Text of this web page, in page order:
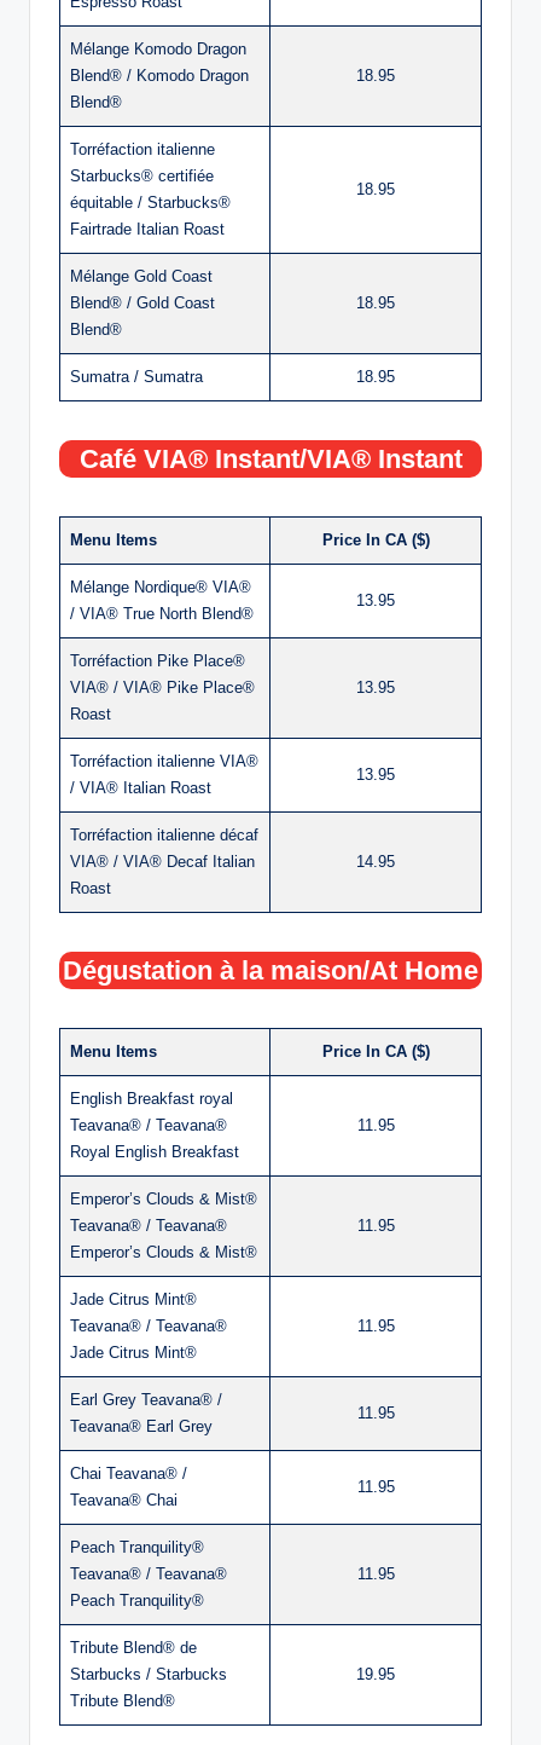
Mélange Komodo Dragon
Blend® / Komodo Dragon
Blend®
18.95
Torréfaction italienne
Starbucks® certifiée
équitable / Starbucks®
Fairtrade Italian Roast
18.95
Mélange Gold Coast
Blend® / Gold Coast
Blend®
18.95
Sumatra / Sumatra 18.95
Café VIA® Instant/VIA® Instant
Menu Items Price In CA ($)
Mélange Nordique® VIA®
/ VIA® True North Blend®
13.95
Torréfaction Pike Place®
VIA® / VIA® Pike Place®
Roast
13.95
Torréfaction italienne VIA®
/ VIA® Italian Roast
13.95
Torréfaction italienne décaf
VIA® / VIA® Decaf Italian
Roast
14.95
Dégustation à la maison/At Home
Menu Items Price In CA ($)
English Breakfast royal
Teavana® / Teavana®
Royal English Breakfast
11.95
Emperor’s Clouds & Mist®
Teavana® / Teavana®
Emperor’s Clouds & Mist®
11.95
Jade Citrus Mint®
Teavana® / Teavana®
Jade Citrus Mint®
11.95
Earl Grey Teavana® /
Teavana® Earl Grey
11.95
Chai Teavana® /
Teavana® Chai
11.95
Peach Tranquility®
Teavana® / Teavana®
Peach Tranquility®
11.95
Tribute Blend® de
Starbucks / Starbucks
Tribute Blend®
19.95